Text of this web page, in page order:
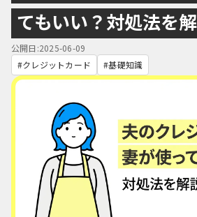
てもいい？対処法を
公開日:2025-06-09
クレジットカード
基礎知識